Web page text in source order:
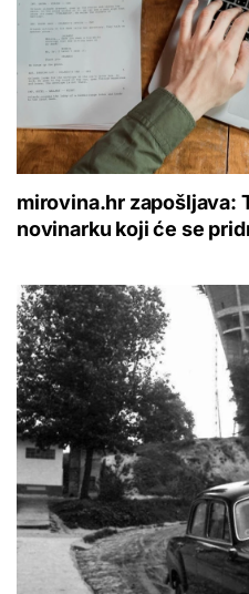
mirovina.hr zapošljava:
novinarku koji će se